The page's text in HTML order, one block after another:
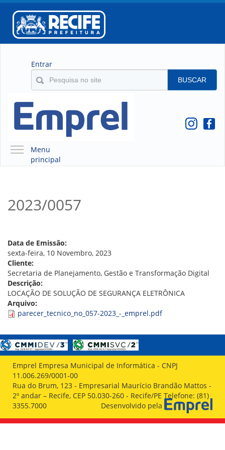
Entrar
BUSCAR
Menu
principal
O QUE É A EMPREL
CONSELHOS
LOCALIZAÇÃO
GESTORES
GOVERNANÇA
NOTÍCIAS
COMPRAS
COMISSÕES
LICITAÇÕES
REGULAMENTO INTERNO DE LICITAÇÕES E
CONTRATO
GESTÃO DE PESSOAS
COLABORADORES
2023/0057
Data de Emissão:
sexta-feira, 10 Novembro, 2023
Cliente:
Secretaria de Planejamento, Gestão e Transformação Digital
Descrição:
LOCAÇÃO DE SOLUÇÃO DE SEGURANÇA ELETRÔNICA
Arquivo:
parecer_tecnico_no_057-2023_-_emprel.pdf
Emprel Empresa Municipal de Informática - CNPJ
11.006.269/0001-00
Rua do Brum, 123 - Empresarial Maurício Brandão Mattos -
2º andar – Recife, CEP 50.030-260 - Recife/PE Telefone: (81)
3355.7000
Desenvolvido pela